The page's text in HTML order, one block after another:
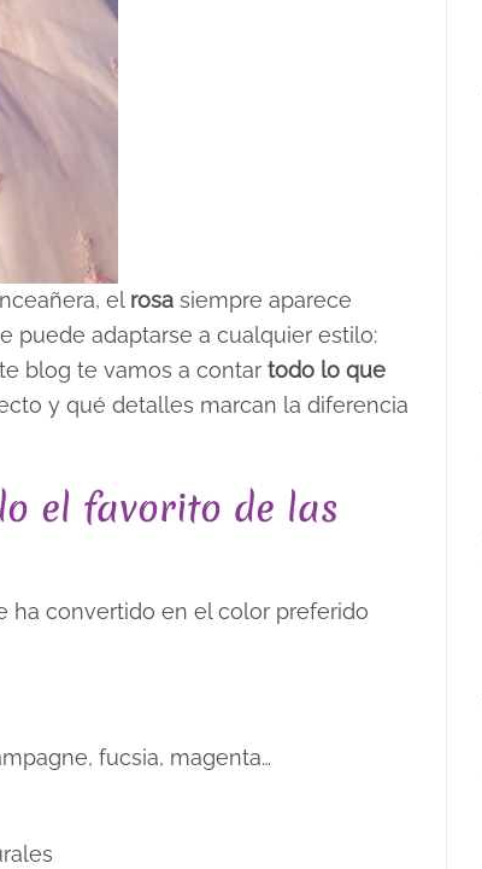
el rosa siempre aparece
puede adaptarse a cualquier estilo:
blog te vamos a contar todo lo que
y qué detalles marcan la diferencia
el favorito de las
ha convertido en el color preferido
fucsia, magenta…